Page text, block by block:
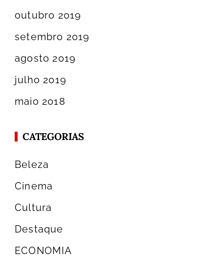
outubro 2019
setembro 2019
agosto 2019
julho 2019
maio 2018
CATEGORIAS
Beleza
Cinema
Cultura
Destaque
ECONOMIA